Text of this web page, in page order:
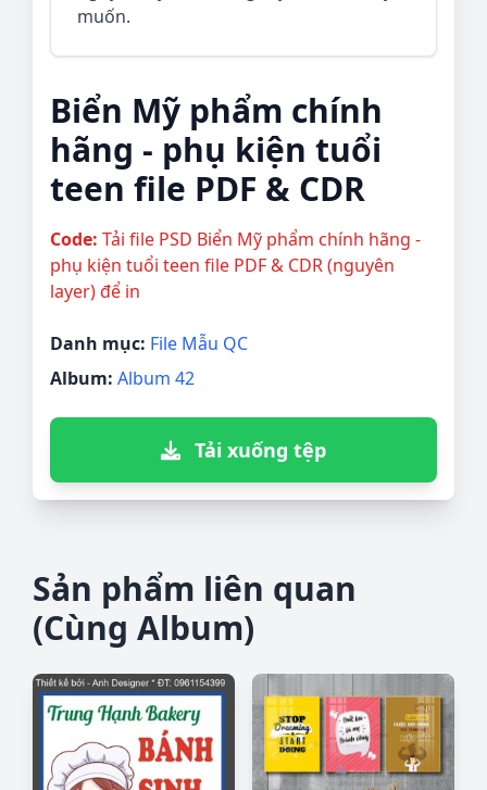
muốn.
Biển Mỹ phẩm chính
hãng - phụ kiện tuổi
teen file PDF & CDR
Code: Tải file PSD Biển Mỹ phẩm chính hãng -
phụ kiện tuổi teen file PDF & CDR (nguyên
layer) để in
Danh mục: File Mẫu QC
Album: Album 42
Tải xuống tệp
Sản phẩm liên quan
(Cùng Album)